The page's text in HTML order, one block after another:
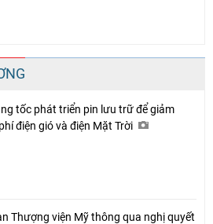
tốc phát triển pin lưu trữ để giảm
điện gió và điện Mặt Trời
Thượng viện Mỹ thông qua nghị quyết